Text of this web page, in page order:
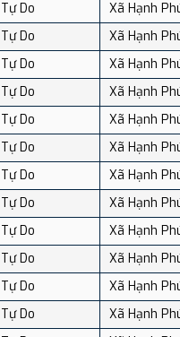
Tự Do
Xã Hạnh
Tự Do
Xã Hạnh
Tự Do
Xã Hạnh
Tự Do
Xã Hạnh
Tự Do
Xã Hạnh
Tự Do
Xã Hạnh
Tự Do
Xã Hạnh
Tự Do
Xã Hạnh
Tự Do
Xã Hạnh
Tự Do
Xã Hạnh
Tự Do
Xã Hạnh
Tự Do
Xã Hạnh